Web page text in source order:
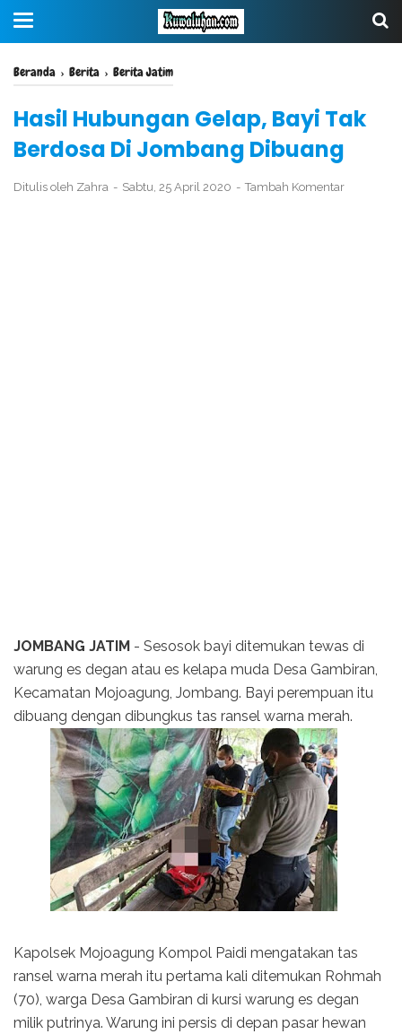
Beranda › Berita › Berita Jatim
Hasil Hubungan Gelap, Bayi Tak
Berdosa Di Jombang Dibuang
Ditulis oleh Zahra Sabtu, 25 April 2020 Tambah Komentar
JOMBANG JATIM - Sesosok bayi ditemukan tewas di
warung es degan atau es kelapa muda Desa Gambiran,
Kecamatan Mojoagung, Jombang. Bayi perempuan itu
dibuang dengan dibungkus tas ransel warna merah.
Kapolsek Mojoagung Kompol Paidi mengatakan tas
ransel warna merah itu pertama kali ditemukan Rohmah
(70), warga Desa Gambiran di kursi warung es degan
milik putrinya. Warung ini persis di depan pasar hewan